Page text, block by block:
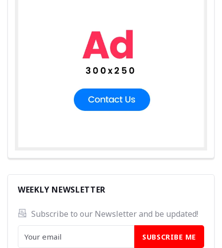
WEEKLY NEWSLETTER
Subscribe to our Newsletter and be updated!